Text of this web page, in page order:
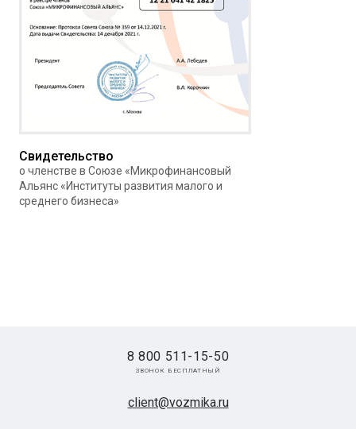
Свидетельство
о членстве в Союзе «Микрофинансовый
Альянс «Институты развития малого и
среднего бизнеса»
client@vozmika.ru
8 800 511-15-50
звонок бесплатный